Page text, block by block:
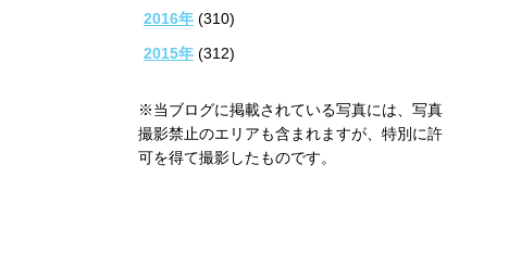
2016年 (310)
2015年 (312)
※当ブログに掲載されている写真には、写真
撮影禁止のエリアも含まれますが、特別に許
可を得て撮影したものです。